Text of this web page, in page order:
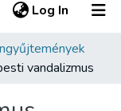
Log In (current)
vandalizmus